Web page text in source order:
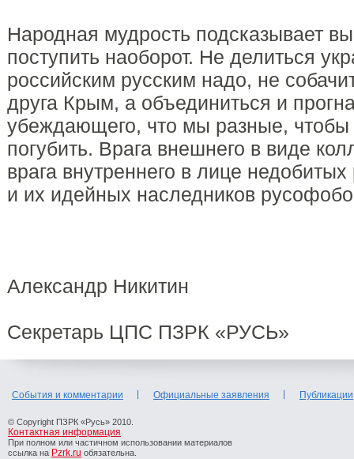
Народная мудрость подсказывает
поступить наоборот. Не делиться
российским русским надо, не
друга Крым, а объединиться и
убеждающего, что мы разные, чтобы
погубить. Врага внешнего в виде
врага внутреннего в лице
и их идейных наследников
Александр Никитин
Секретарь ЦПС ПЗРК «РУСЬ»
События и комментарии Официальные заявления Публикации
© Copyright ПЗРК «Русь» 2010.
Контактная информация
При полном или частичном использовании материалов
ссылка на Pzrk.ru обязательна.